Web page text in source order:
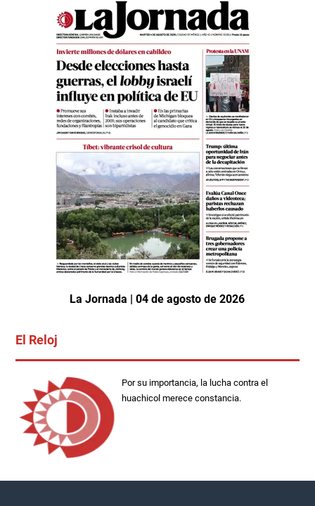
La Jornada | 04 de agosto de 2026
El Reloj
Por su importancia, la lucha contra el
huachicol merece constancia.